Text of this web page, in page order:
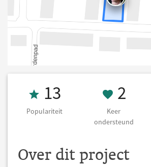
Populariteit 13
13
Populariteit
2
2
Keer
ondersteund
Over dit project